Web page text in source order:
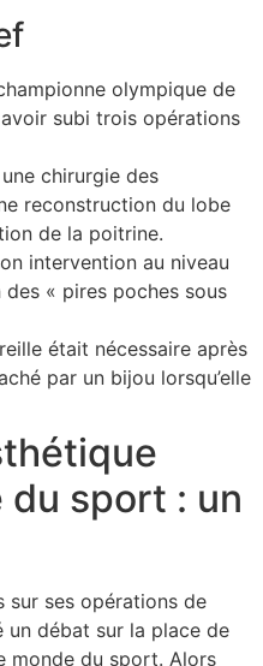
olympique de
subi trois opérations
chirurgie des
reconstruction du lobe
de la poitrine.
intervention au niveau
« pires poches sous
était nécessaire après
par un bijou lorsqu’elle
du sport : un
sur ses opérations de
un débat sur la place de
monde du sport. Alors